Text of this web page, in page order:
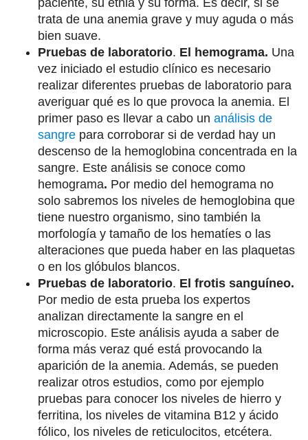
paciente, su etnia y su forma. Es decir, si se
trata de una anemia grave y muy aguda o más
bien suave.
Pruebas de laboratorio. El hemograma. Una
vez iniciado el estudio clínico es necesario
realizar diferentes pruebas de laboratorio para
averiguar qué es lo que provoca la anemia. El
primer paso es llevar a cabo un análisis de
sangre para corroborar si de verdad hay un
descenso de la hemoglobina concentrada en la
sangre. Este análisis se conoce como
hemograma. Por medio del hemograma no
solo sabremos los niveles de hemoglobina que
tiene nuestro organismo, sino también la
morfología y tamaño de los hematíes o las
alteraciones que pueda haber en las plaquetas
o en los glóbulos blancos.
Pruebas de laboratorio. El frotis sanguíneo.
Por medio de esta prueba los expertos
analizan directamente la sangre en el
microscopio. Este análisis ayuda a saber de
forma más veraz qué está provocando la
aparición de la anemia. Además, se pueden
realizar otros estudios, como por ejemplo
pruebas para conocer los niveles de hierro y
ferritina, los niveles de vitamina B12 y ácido
fólico, los niveles de reticulocitos, etcétera.